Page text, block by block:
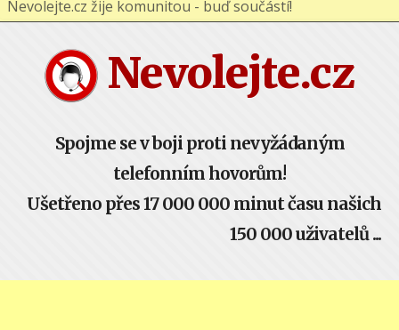
Nevolejte.cz
Spojme se v boji proti nevyžádaným
telefonním hovorům!
Ušetřeno přes 17 000 000 minut času našich
150 000 uživatelů ...
Nevolejte.cz žije komunitou - buď součástí!